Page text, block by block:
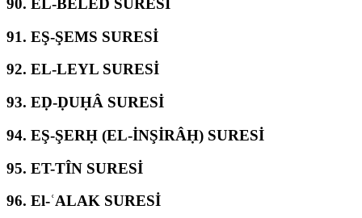
90. EL-BELED SURESİ
91. EŞ-ŞEMS SURESİ
92. EL-LEYL SURESİ
93. EḌ-ḌUḤÂ SURESİ
94. EŞ-ŞERḤ (EL-İNŞİRÂḤ) SURESİ
95. ET-TÎN SURESİ
96. El-ʿALAK SURESİ